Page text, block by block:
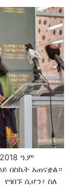
ዓ.ም
በስኬት አጠናቋል።
ሲሆን፥ ስለ